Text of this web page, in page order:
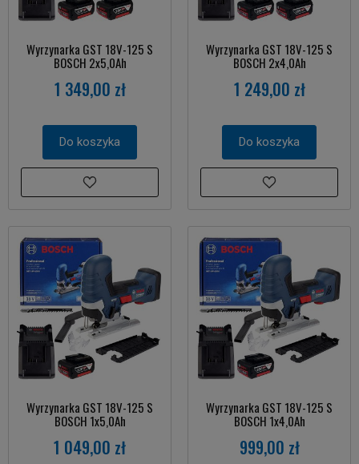
Wyrzynarka GST 18V-125 S
BOSCH 2x5,0Ah
1 349,00 zł
Do koszyka
Wyrzynarka GST 18V-125 S
BOSCH 2x4,0Ah
1 249,00 zł
Do koszyka
Wyrzynarka GST 18V-125 S
BOSCH 1x5,0Ah
1 049,00 zł
Wyrzynarka GST 18V-125 S
BOSCH 1x4,0Ah
999,00 zł